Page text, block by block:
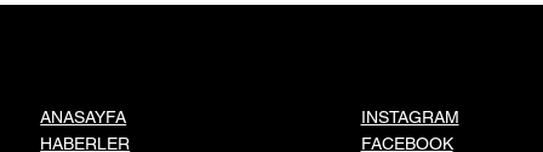
ANASAYFA
HABERLER
INSTAGRAM
FACEBOOK